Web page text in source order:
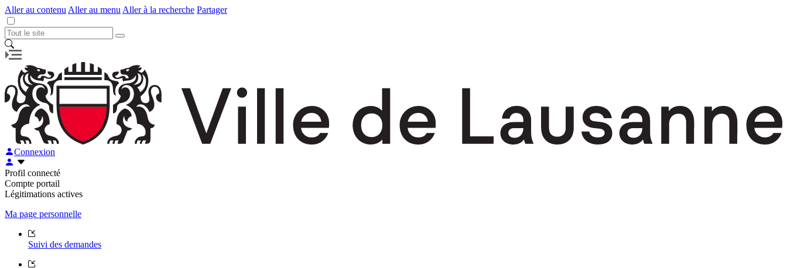
Aller au contenu Aller au menu Aller à la recherche Partager
Connexion
Profil connecté
Compte portail
Légitimations actives
Ma page personnelle
Suivi des demandes